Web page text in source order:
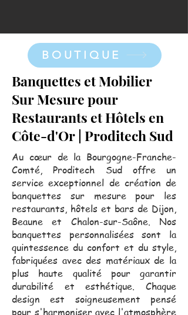
BOUTIQUE
Banquettes et Mobilier
Sur Mesure pour
Restaurants et Hôtels en
Côte-d'Or | Proditech Sud
Au cœur de la Bourgogne-Franche-
Comté, Proditech Sud offre un
service exceptionnel de création de
banquettes sur mesure pour les
restaurants, hôtels et bars de Dijon,
Beaune et Chalon-sur-Saône. Nos
banquettes personnalisées sont la
quintessence du confort et du style,
fabriquées avec des matériaux de la
plus haute qualité pour garantir
durabilité et esthétique. Chaque
design est soigneusement pensé
pour s'harmoniser avec l'atmosphère